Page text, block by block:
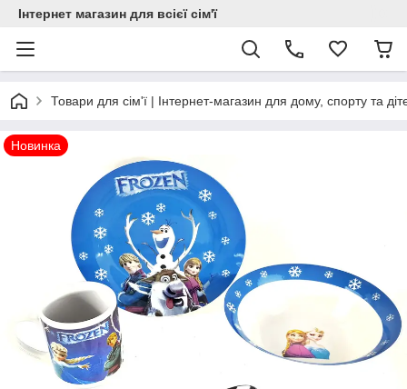
Інтернет магазин для всієї сім'ї
Товари для сім'ї | Інтернет-магазин для дому, спорту та
Новинка